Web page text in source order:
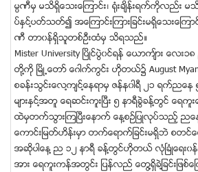
မၸဏီမွ မသိရွိေသးေၾကာင္း၊ ႐ံုးခ်ိန္းရက္ကိုလည္း မသိ
ပ္ႏွင္႔ပတ္သတ္၍ အေၾကာင္းၾကားျခင္းမရွိေသးေၾကာင္
ဏီ တာ၀န္ရွိသူတစ္ဦးထံမွ သိရသည္။
Mister University ၿပိဳင္ပြဲ၀င္ရန္ ေယာက်္ား ေလး၁
တို႔ကို ၿမိဳ႕ေတာ္ ေဂါက္ကြင္း ဟိုတယ္၌ August
စခန္းသြင္းေလ႔က်င္႔ေနရာမွ ဇန္န၀ါရီ ၂၁ ရက္ညေန ၅
မ်ားႏွင္႔အတူ ေရဆင္းကူးၿပီး ၅ နာရီခြဲခန္႔တြင္ ေ
ထဲမွတက္သြားၾကၿပီးေနာက္ ေန႔စဥ္ျပဳလုပ္သည့္ ည
ေကာင္းျမတ္ဟိန္းမွာ တက္ေရာက္ျခင္းမရွိဘဲ စတင္ေ
အဆိုပါေန႔ ည ၁၂ နာရီ ခန္႔တြင္ဟိုတယ္ လံုၿခံဳေရ
အား ေရကူးကန္အတြင္း ျပန္လည္ ေတြ႔ရွိခဲ႔ျခင္းျ